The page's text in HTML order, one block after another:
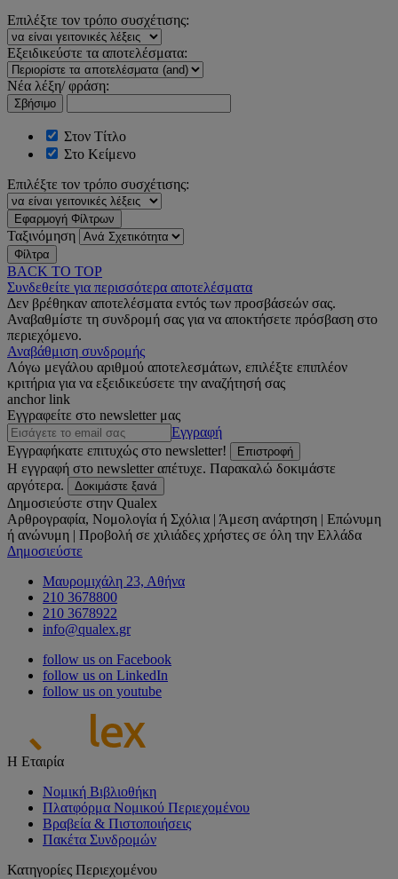
Επιλέξτε τον τρόπο συσχέτισης:
Εξειδικεύστε τα αποτελέσματα:
Νέα λέξη/ φράση:
Σβήσιμο
Στον Τίτλο
Στο Κείμενο
Επιλέξτε τον τρόπο συσχέτισης:
Εφαρμογή Φίλτρων
Ταξινόμηση
Φίλτρα
BACK TO TOP
Συνδεθείτε για περισσότερα αποτελέσματα
Δεν βρέθηκαν αποτελέσματα εντός των προσβάσεών σας.
Αναβαθμίστε τη συνδρομή σας για να αποκτήσετε πρόσβαση στο
περιεχόμενο.
Αναβάθμιση συνδρομής
Λόγω μεγάλου αριθμού αποτελεσμάτων, επιλέξτε επιπλέον
κριτήρια για να εξειδικεύσετε την αναζήτησή σας
anchor link
Εγγραφείτε στο newsletter μας
Εγγραφή
Εγγραφήκατε επιτυχώς στο newsletter!
Επιστροφή
Η εγγραφή στο newsletter απέτυχε. Παρακαλώ δοκιμάστε
αργότερα.
Δοκιμάστε ξανά
Δημοσιεύστε στην Qualex
Αρθρογραφία, Νομολογία ή Σχόλια | Άμεση ανάρτηση | Επώνυμη
ή ανώνυμη | Προβολή σε χιλιάδες χρήστες σε όλη την Ελλάδα
Δημοσιεύστε
Μαυρομιχάλη 23, Αθήνα
210 3678800
210 3678922
info@qualex.gr
follow us on Facebook
follow us on LinkedIn
follow us on youtube
Η Εταιρία
Νομική Βιβλιοθήκη
Πλατφόρμα Νομικού Περιεχομένου
Βραβεία & Πιστοποιήσεις
Πακέτα Συνδρομών
Κατηγορίες Περιεχομένου